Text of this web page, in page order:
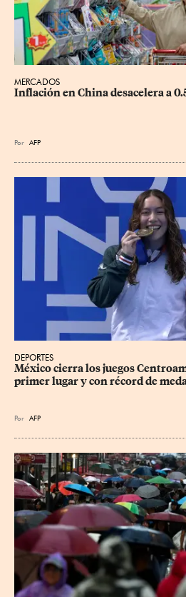
MERCADOS
Inflación en China desacelera a
Por AFP
DEPORTES
México cierra los juegos
primer lugar y con récord de
Por AFP